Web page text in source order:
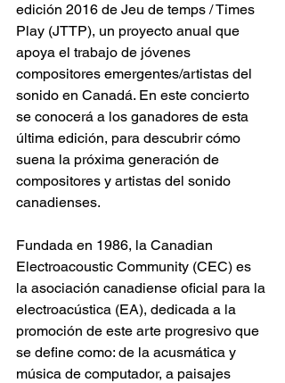
edición 2016 de Jeu de temps / Times
Play (JTTP), un proyecto anual que
apoya el trabajo de jóvenes
compositores emergentes/artistas del
sonido en Canadá. En este concierto
se conocerá a los ganadores de esta
última edición, para descubrir cómo
suena la próxima generación de
compositores y artistas del sonido
canadienses.
Fundada en 1986, la Canadian
Electroacoustic Community (CEC) es
la asociación canadiense oficial para la
electroacústica (EA), dedicada a la
promoción de este arte progresivo que
se define como: de la acusmática y
música de computador, a paisajes